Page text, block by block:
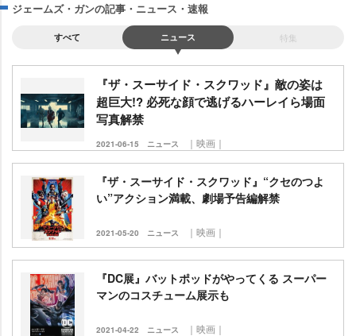
ジェームズ・ガンの記事・ニュース・速報
すべて ニュース 特集
『ザ・スーサイド・スクワッド』敵の姿は
超巨大!? 必死な顔で逃げるハーレイら場面
写真解禁
2021-06-15 ニュース ｜映画｜
『ザ・スーサイド・スクワッド』“クセのつよ
い”アクション満載、劇場予告編解禁
2021-05-20 ニュース ｜映画｜
『DC展』バットポッドがやってくる スーパー
マンのコスチューム展示も
2021-04-22 ニュース ｜映画｜